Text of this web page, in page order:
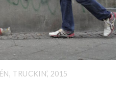
TRUCKIN’, 2015